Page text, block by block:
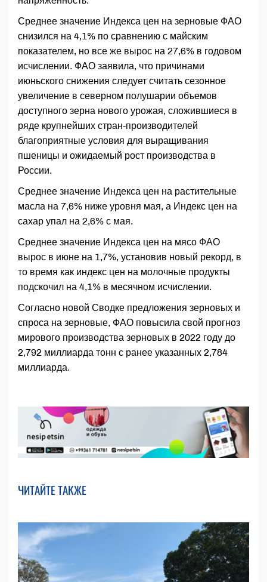
Среднее значение Индекса цен на зерновые ФАО
снизился на 4,1% по сравнению с майским
показателем, но все же вырос на 27,6% в годовом
исчислении. ФАО заявила, что причинами
июньского снижения следует считать сезонное
увеличение в северном полушарии объемов
доступного зерна нового урожая, сложившиеся в
ряде крупнейших стран-производителей
благоприятные условия для выращивания
пшеницы и ожидаемый рост производства в
России.
Среднее значение Индекса цен на растительные
масла на 7,6% ниже уровня мая, а Индекс цен на
сахар упал на 2,6% с мая.
Среднее значение Индекса цен на мясо ФАО
вырос в июне на 1,7%, установив новый рекорд, в
то время как индекс цен на молочные продукты
подскочил на 4,1% в месячном исчислении.
Согласно новой Сводке предложения зерновых и
спроса на зерновые, ФАО повысила свой прогноз
мирового производства зерновых в 2022 году до
2,792 миллиарда тонн с ранее указанных 2,784
миллиарда.
ЧИТАЙТЕ ТАКЖЕ